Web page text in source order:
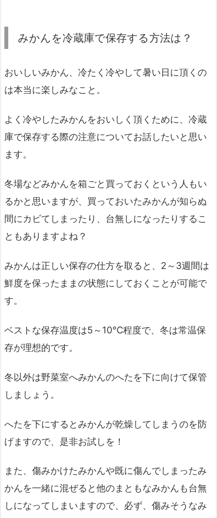
みかんを冷蔵庫で保存する方法は？
おいしいみかん、冷たく冷やして暑い日に頂くの
は本当に楽しみなこと。
よく冷やしたみかんをおいしく頂くために、冷蔵
庫で保存する際の注意についてお話したいと思い
ます。
冬場などみかんを箱ごと買っておくという人もい
るかと思いますが、買っておいたみかんが知らぬ
間にカビてしまったり、台無しになったりするこ
ともありますよね？
みかんは正しい保存の仕方を取ると、2～3週間は
鮮度を保ったままの状態にしておくことが可能で
す。
ベストな保存温度は5～10℃程度で、冬は常温保
存が理想的です。
冬以外は野菜室へみかんのへたを下に向けて保管
しましょう。
へたを下にするとみかんが乾燥してしまうのを防
げますので、是非お試しを！
また、傷みかけたみかんや既に傷んでしまったみ
かんを一緒に混ぜると他のまともなみかんも台無
しになってしまいますので、必ず、傷みそうなみ